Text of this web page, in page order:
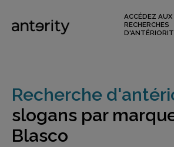
ACCÉDEZ AUX
RECHERCHES
Recherche
slogans par
Blasco